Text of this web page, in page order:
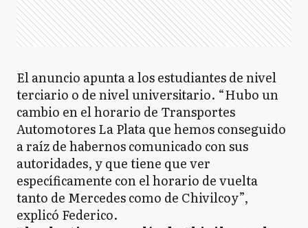
El anuncio apunta a los estudiantes de nivel
terciario o de nivel universitario. “Hubo un
cambio en el horario de Transportes
Automotores La Plata que hemos conseguido
a raíz de habernos comunicado con sus
autoridades, y que tiene que ver
específicamente con el horario de vuelta
tanto de Mercedes como de Chivilcoy”,
explicó Federico.